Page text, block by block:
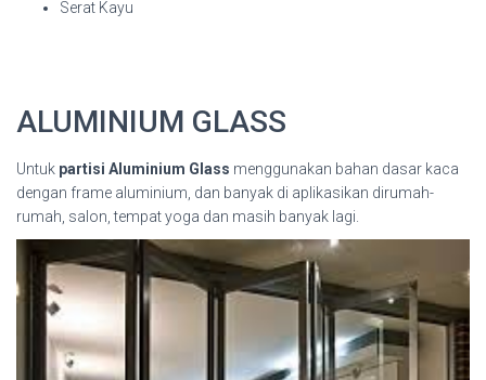
Serat Kayu
ALUMINIUM GLASS
Untuk partisi Aluminium Glass menggunakan bahan dasar kaca
dengan frame aluminium, dan banyak di aplikasikan dirumah-
rumah, salon, tempat yoga dan masih banyak lagi.